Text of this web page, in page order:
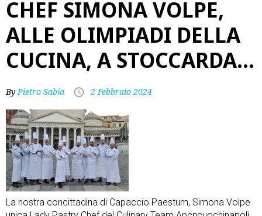
CHEF SIMONA VOLPE,
ALLE OLIMPIADI DELLA
CUCINA, A STOCCARDA…
ByPietro Sabia 2 Febbraio 2024
La nostra concittadina di Capaccio Paestum, Simona Volpe